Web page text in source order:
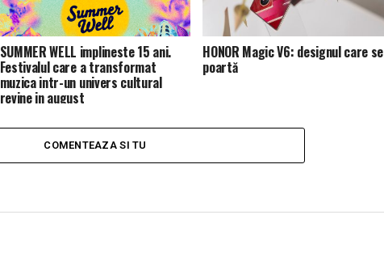
SUMMER WELL implineste 15 ani.
Festivalul care a transformat
muzica intr-un univers cultural
revine in august
HONOR Magic V6: designul care se
poartă
COMENTEAZA SI TU